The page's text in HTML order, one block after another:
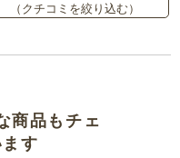
（クチコミを絞り込む）
商品もチェ
す